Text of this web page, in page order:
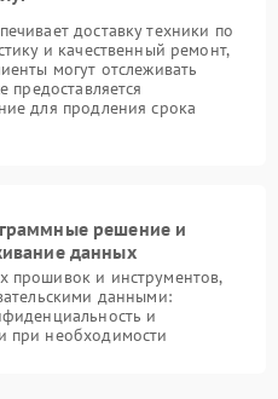
доставку техники по
и качественный ремонт,
могут отслеживать
предоставляется
для продления срока
решение и
данных
прошивок и инструментов,
данными:
и
при необходимости